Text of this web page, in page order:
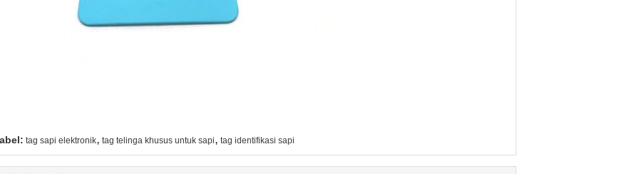
tag sapi elektronik, tag telinga khusus untuk sapi, tag identifikasi sapi